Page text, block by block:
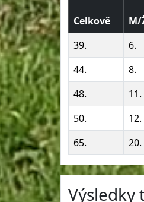
Celkově M/
39.
6.
44.
8.
48.
11.
50.
12.
65.
20.
Výsledky